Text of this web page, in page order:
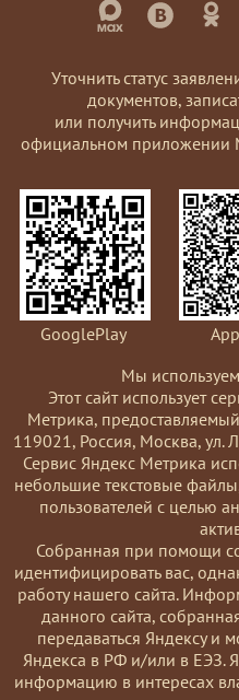
Уточнить статус
документов,
или получить
официальном приложении
GooglePlay
Мы
Этот сайт использует
Метрика,
119021, Россия, Москва, ул.
Сервис Яндекс Метрика
небольшие текстовые
пользователей с целью
Coбранная при помощи
идентифицировать вас,
работу нашего сайта.
данного сайта,
передаваться Яндексу и
Яндекса в РФ и/или в ЕЭЗ.
информацию в интересах